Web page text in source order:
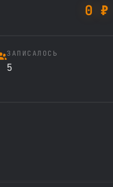
0 ₽
ЗАПИСАЛОСЬ
5